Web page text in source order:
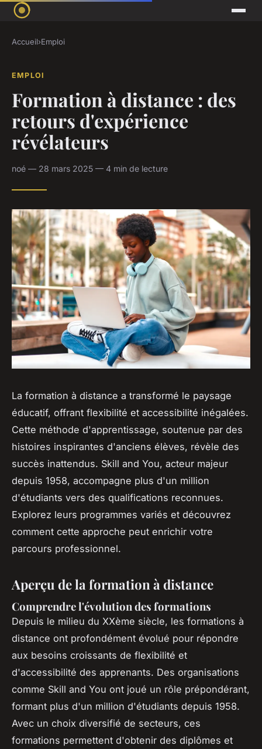
Accueil›Emploi
EMPLOI
Formation à distance : des
retours d'expérience
révélateurs
noé — 28 mars 2025 — 4 min de lecture
La formation à distance a transformé le paysage
éducatif, offrant flexibilité et accessibilité inégalées.
Cette méthode d'apprentissage, soutenue par des
histoires inspirantes d'anciens élèves, révèle des
succès inattendus. Skill and You, acteur majeur
depuis 1958, accompagne plus d'un million
d'étudiants vers des qualifications reconnues.
Explorez leurs programmes variés et découvrez
comment cette approche peut enrichir votre
parcours professionnel.
Aperçu de la formation à distance
Comprendre l'évolution des formations
Depuis le milieu du XXème siècle, les formations à
distance ont profondément évolué pour répondre
aux besoins croissants de flexibilité et
d'accessibilité des apprenants. Des organisations
comme Skill and You ont joué un rôle prépondérant,
formant plus d'un million d'étudiants depuis 1958.
Avec un choix diversifié de secteurs, ces
formations permettent d'obtenir des diplômes et